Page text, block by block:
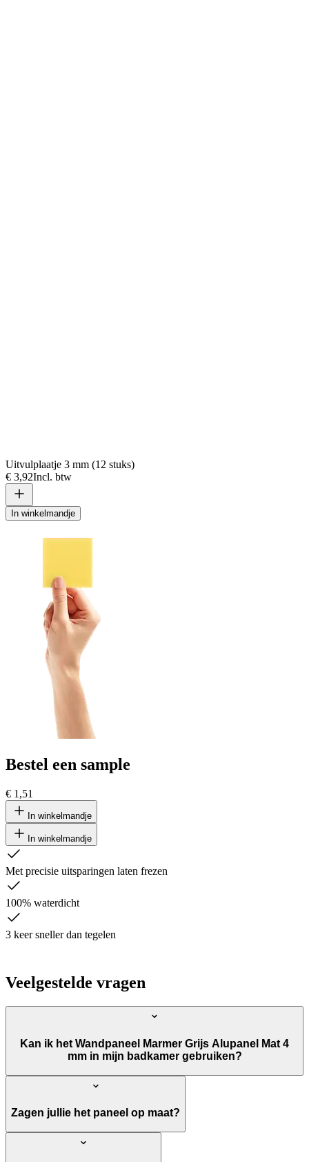
Uitvulplaatje 3 mm (12 stuks)
€ 3,92Incl. btw
In winkelmandje
Bestel een sample
€ 1,51
In winkelmandje
In winkelmandje
Met precisie uitsparingen laten frezen
100% waterdicht
3 keer sneller dan tegelen
Veelgestelde vragen
Kan ik het Wandpaneel Marmer Grijs Alupanel Mat 4
mm in mijn badkamer gebruiken?
Zagen jullie het paneel op maat?